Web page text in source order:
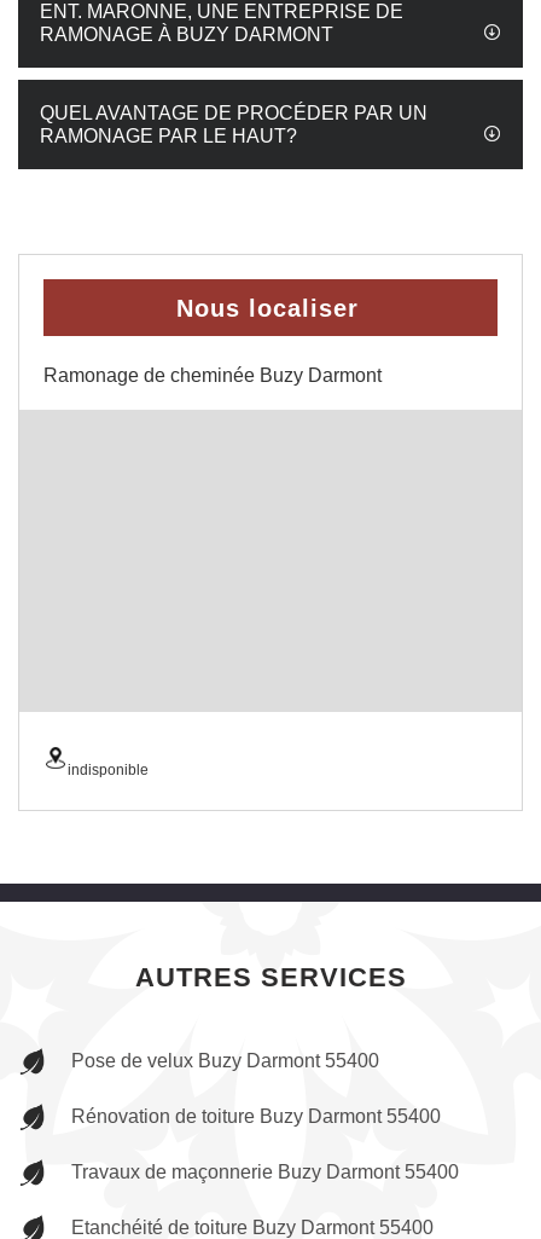
ENT. MARONNE, UNE ENTREPRISE DE
RAMONAGE À BUZY DARMONT
QUEL AVANTAGE DE PROCÉDER PAR UN
RAMONAGE PAR LE HAUT?
Nous localiser
Ramonage de cheminée Buzy Darmont
indisponible
AUTRES SERVICES
Pose de velux Buzy Darmont 55400
Rénovation de toiture Buzy Darmont 55400
Travaux de maçonnerie Buzy Darmont 55400
Etanchéité de toiture Buzy Darmont 55400